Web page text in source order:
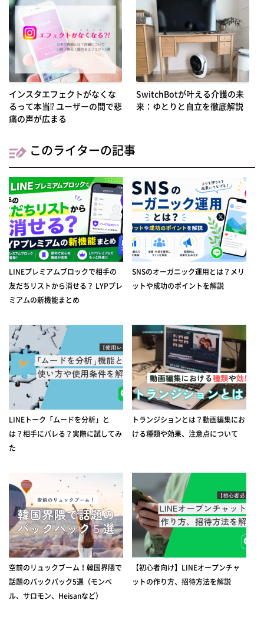
インスタエフェクトがなくな
るって本当⁉ ユーザーの間で悲
痛の声が広まる
SwitchBotが叶える介護の未
来：ゆとりと自立を徹底解説
このライターの記事
LINEプレミアムブロックで相手の
友だちリストから消せる？ LYPプレ
ミアムの新機能まとめ
SNSのオーガニック運用とは？メリ
ットや成功のポイントを解説
LINEトーク「ムードを分析」と
は？相手にバレる？実際に試してみ
た
トランジションとは？動画編集にお
ける種類や効果、注意点について
空前のリュックブーム！韓国界隈で
話題のバックパック5選（モンベ
ル、サロモン、Heisanなど）
【初心者向け】LINEオープンチャ
ットの作り方、招待方法を解説